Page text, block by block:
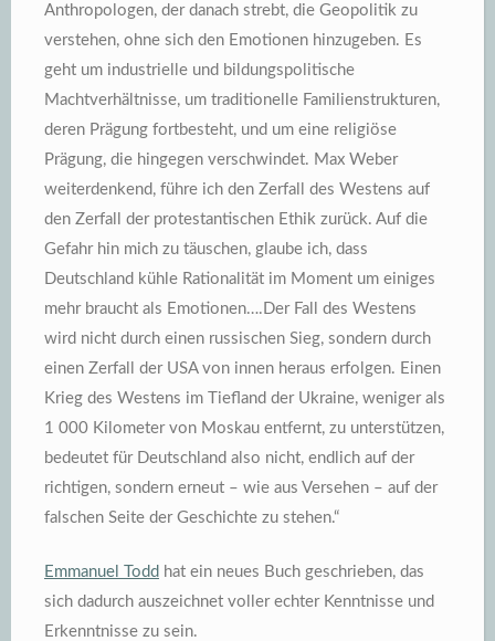
Anthropologen, der danach strebt, die Geopolitik zu
verstehen, ohne sich den Emotionen hinzugeben. Es
geht um industrielle und bildungspolitische
Machtverhältnisse, um traditionelle Familienstrukturen,
deren Prägung fortbesteht, und um eine religiöse
Prägung, die hingegen verschwindet. Max Weber
weiterdenkend, führe ich den Zerfall des Westens auf
den Zerfall der protestantischen Ethik zurück. Auf die
Gefahr hin mich zu täuschen, glaube ich, dass
Deutschland kühle Rationalität im Moment um einiges
mehr braucht als Emotionen….Der Fall des Westens
wird nicht durch einen russischen Sieg, sondern durch
einen Zerfall der USA von innen heraus erfolgen. Einen
Krieg des Westens im Tiefland der Ukraine, weniger als
1 000 Kilometer von Moskau entfernt, zu unterstützen,
bedeutet für Deutschland also nicht, endlich auf der
richtigen, sondern erneut – wie aus Versehen – auf der
falschen Seite der Geschichte zu stehen.“
Emmanuel Todd hat ein neues Buch geschrieben, das
sich dadurch auszeichnet voller echter Kenntnisse und
Erkenntnisse zu sein.